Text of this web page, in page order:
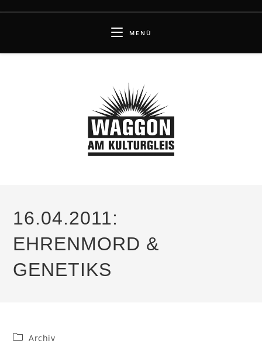
MENÜ
16.04.2011:
EHRENMORD &
GENETIKS
Beitrags-
Archiv